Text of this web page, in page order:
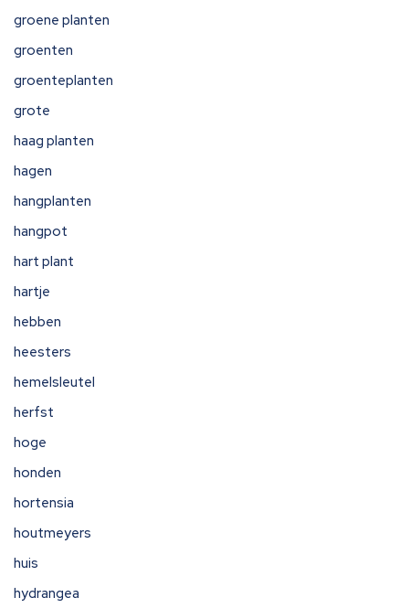
groene planten
groenten
groenteplanten
grote
haag planten
hagen
hangplanten
hangpot
hart plant
hartje
hebben
heesters
hemelsleutel
herfst
hoge
honden
hortensia
houtmeyers
huis
hydrangea